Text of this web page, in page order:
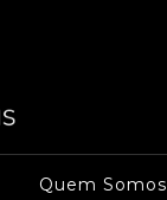
Quem Somos